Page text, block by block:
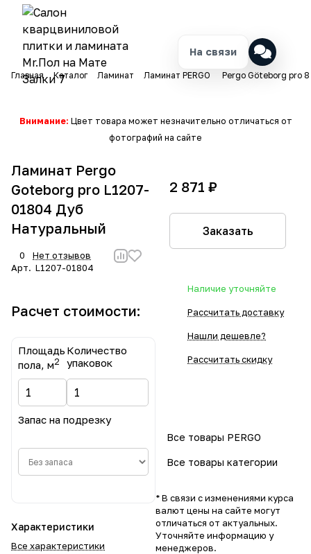
Главная Каталог Ламинат Ламинат PERGO Pergo Göteborg pro
Внимание: Цвет товара может незначительно отличаться от
фотографий на сайте
Ламинат Pergo
Goteborg pro L1207-
01804 Дуб
Натуральный
0
Нет отзывов
Арт. L1207-01804
Расчет стоимости:
Площадь
пола, м2
Количество
упаковок
Запас на подрезку
Характеристики
Все характеристики
2 871 ₽
Заказать
Наличие уточняйте
Рассчитать доставку
Нашли дешевле?
Рассчитать скидку
Все товары PERGO
Все товары категории
* В связи с изменениями курса
валют цены на сайте могут
отличаться от актуальных.
Уточняйте информацию у
менеджеров.
На связи